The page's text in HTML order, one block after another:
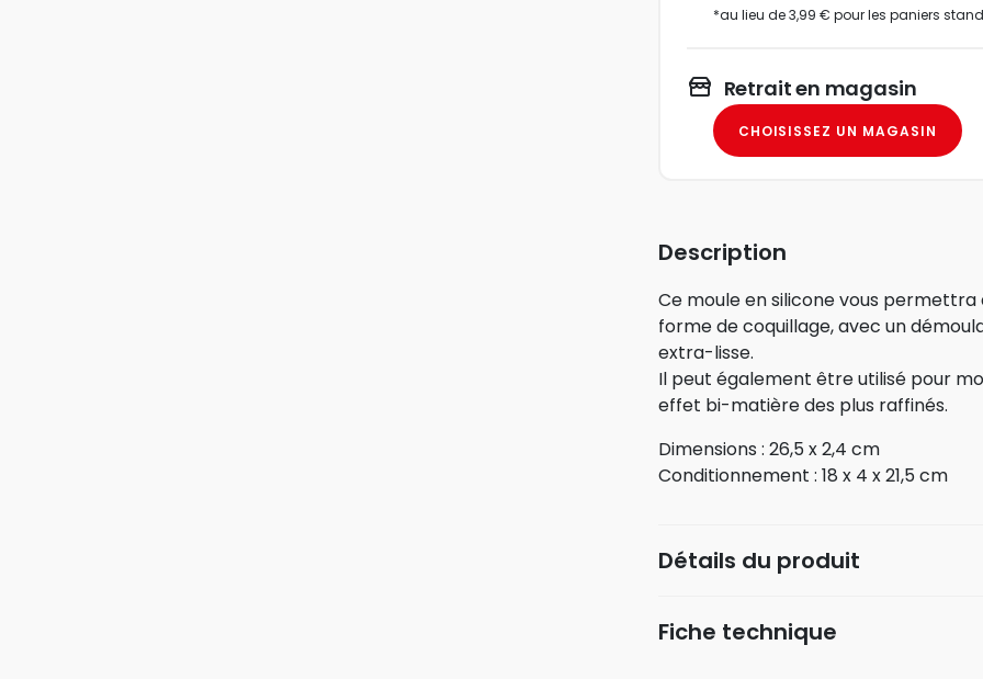
*au lieu de 3,99 € pour les paniers
Retrait en magasin
CHOISISSEZ UN MAGASIN
Description
Ce moule en silicone vous
forme de coquillage, avec un
extra-lisse.
Il peut également être utilisé pour
effet bi-matière des plus raffinés.
Dimensions : 26,5 x 2,4 cm
Conditionnement : 18 x 4 x 21,5 cm
Détails du produit
Fiche technique